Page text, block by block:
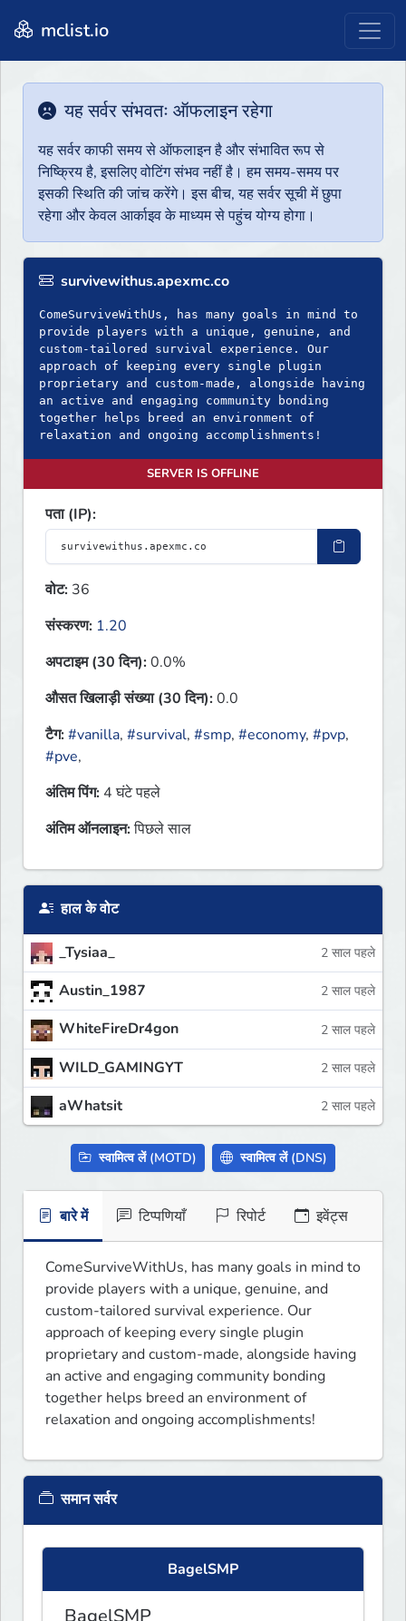
mclist.io
यह सर्वर संभवतः ऑफलाइन रहेगा
यह सर्वर काफी समय से ऑफलाइन है और संभावित रूप से
निष्क्रिय है, इसलिए वोटिंग संभव नहीं है। हम समय-समय पर
इसकी स्थिति की जांच करेंगे। इस बीच, यह सर्वर सूची में छुपा
रहेगा और केवल आर्काइव के माध्यम से पहुंच योग्य होगा।
survivewithus.apexmc.co
ComeSurviveWithUs, has many goals in mind to
provide players with a unique, genuine, and
custom-tailored survival experience. Our
approach of keeping every single plugin
proprietary and custom-made, alongside having
an active and engaging community bonding
together helps breed an environment of
relaxation and ongoing accomplishments!
SERVER IS OFFLINE
पता (IP):
वोट: 36
संस्करण: 1.20
अपटाइम (30 दिन):0.0%
औसत खिलाड़ी संख्या (30 दिन):0.0
टैग:#vanilla, #survival, #smp, #economy, #pvp,
#pve,
अंतिम पिंग: 4 घंटे पहले
अंतिम ऑनलाइन:पिछले साल
हाल के वोट
_Tysiaa_ 2 साल पहले
Austin_1987 2 साल पहले
WhiteFireDr4gon 2 साल पहले
WILD_GAMINGYT 2 साल पहले
aWhatsit 2 साल पहले
स्वामित्व लें (MOTD) स्वामित्व लें (DNS)
बारे में टिप्पणियाँ रिपोर्ट इवेंट्स
ComeSurviveWithUs, has many goals in mind to
provide players with a unique, genuine, and
custom-tailored survival experience. Our
approach of keeping every single plugin
proprietary and custom-made, alongside having
an active and engaging community bonding
together helps breed an environment of
relaxation and ongoing accomplishments!
समान सर्वर
BagelSMP
BagelSMP